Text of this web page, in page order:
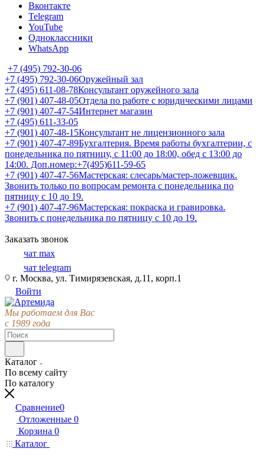
Вконтакте
Telegram
YouTube
Одноклассники
WhatsApp
+7 (495) 792-30-06
+7 (495) 792-30-06Оружейный зал
+7 (495) 611-08-78Консультант оружейного зала
+7 (901) 407-48-05Отдела по работе с юридическими лицами
+7 (901) 407-47-54Интернет магазин
+7 (495) 611-33-05
+7 (901) 407-48-15Консультант не лицензионного зала
+7 (901) 407-47-89Бухгалтерия. Время работы бухгалтерии, с
понедельника по пятницу, с 11:00 до 18:00, обед с 13:00 до
14:00. Доп.номер:+7(495)611-59-65
+7 (901) 407-47-56Мастерская: слесарь/мастер-ложевщик.
Звонить только по вопросам ремонта с понедельника по
пятницу с 10 до 19.
+7 (901) 407-47-96Мастерская: покраска и гравировка.
Звонить с понедельника по пятницу с 10 до 19.
Заказать звонок
чат max
чат telegram
г. Москва, ул. Тимирязевская, д.11, корп.1
Войти
Мы работаем для Вас
с 1989 года
Каталог
По всему сайту
По каталогу
Сравнение0
Отложенные 0
Корзина 0
Каталог